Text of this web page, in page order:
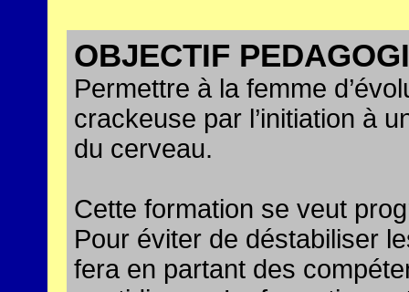
OBJECTIF
Permettre à la femme
crackeuse par l’initiation à
du cerveau.
Cette formation se veut
Pour éviter de déstabiliser
fera en partant des